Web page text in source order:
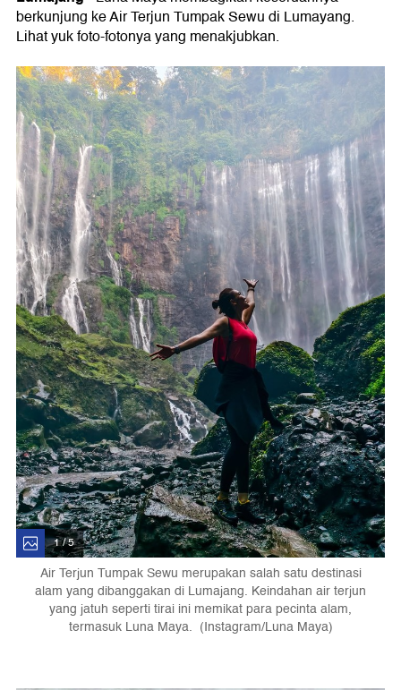
berkunjung ke Air Terjun Tumpak Sewu di Lumayang.
Lihat yuk foto-fotonya yang menakjubkan.
1 / 5
Air Terjun Tumpak Sewu merupakan salah satu destinasi
alam yang dibanggakan di Lumajang. Keindahan air terjun
yang jatuh seperti tirai ini memikat para pecinta alam,
termasuk Luna Maya. (Instagram/Luna Maya)